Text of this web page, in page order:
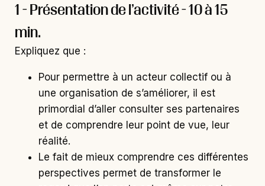
1 - Présentation de l’activité - 10 à 15
min.
Expliquez que :
Pour permettre à un acteur collectif ou à
une organisation de s’améliorer, il est
primordial d’aller consulter ses partenaires
et de comprendre leur point de vue, leur
réalité.
Le fait de mieux comprendre ces différentes
perspectives permet de transformer le